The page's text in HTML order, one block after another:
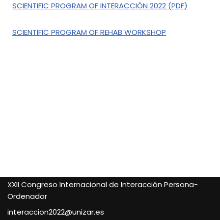
SCIENTIFIC PROGRAM OF INTERACCIÓN 2022 (PDF)
SCIENTIFIC PROGRAM OF REHAB WORKSHOP
XXII Congreso Internacional de Interacción Persona-
Ordenador
interaccion2022@unizar.es